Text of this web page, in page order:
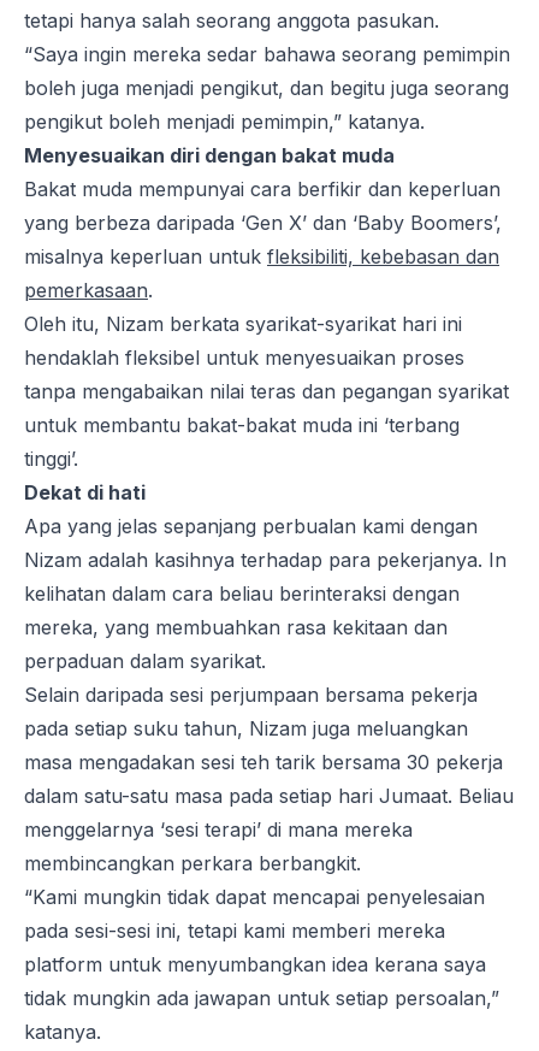
tetapi hanya salah seorang anggota pasukan.
“Saya ingin mereka sedar bahawa seorang pemimpin
boleh juga menjadi pengikut, dan begitu juga seorang
pengikut boleh menjadi pemimpin,” katanya.
Menyesuaikan diri dengan bakat muda
Bakat muda mempunyai cara berfikir dan keperluan
yang berbeza daripada ‘Gen X’ dan ‘Baby Boomers’,
misalnya keperluan untuk fleksibiliti, kebebasan dan
pemerkasaan.
Oleh itu, Nizam berkata syarikat-syarikat hari ini
hendaklah fleksibel untuk menyesuaikan proses
tanpa mengabaikan nilai teras dan pegangan syarikat
untuk membantu bakat-bakat muda ini ‘terbang
tinggi’.
Dekat di hati
Apa yang jelas sepanjang perbualan kami dengan
Nizam adalah kasihnya terhadap para pekerjanya. In
kelihatan dalam cara beliau berinteraksi dengan
mereka, yang membuahkan rasa kekitaan dan
perpaduan dalam syarikat.
Selain daripada sesi perjumpaan bersama pekerja
pada setiap suku tahun, Nizam juga meluangkan
masa mengadakan sesi teh tarik bersama 30 pekerja
dalam satu-satu masa pada setiap hari Jumaat. Beliau
menggelarnya ‘sesi terapi’ di mana mereka
membincangkan perkara berbangkit.
“Kami mungkin tidak dapat mencapai penyelesaian
pada sesi-sesi ini, tetapi kami memberi mereka
platform untuk menyumbangkan idea kerana saya
tidak mungkin ada jawapan untuk setiap persoalan,”
katanya.